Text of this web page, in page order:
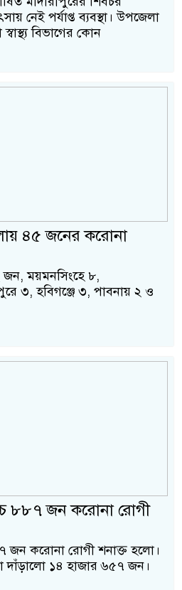
নেই পর্যাপ্ত ব্যবস্থা। উপজেলা
স্বাস্থ্য বিভাগের কোন
৪৫ জনের করোনা
জন, ময়মনসিংহে ৮,
৩, হবিগঞ্জে ৩, পাবনায় ২ ও
৮৮৭ জন করোনা রোগী
জন করোনা রোগী শনাক্ত হলো।
দাঁড়ালো ১৪ হাজার ৬৫৭ জন।